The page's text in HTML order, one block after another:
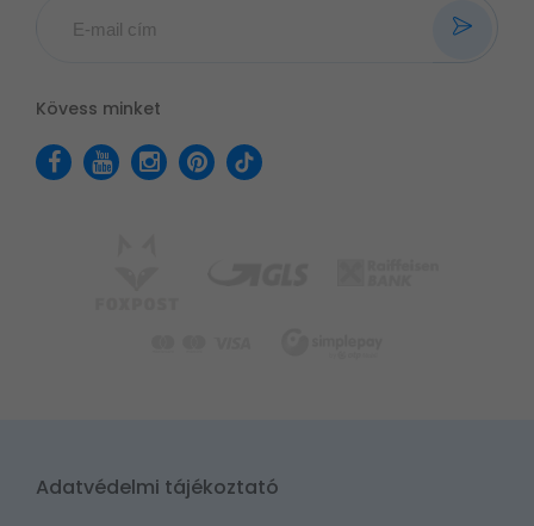
Kövess minket
Adatvédelmi tájékoztató